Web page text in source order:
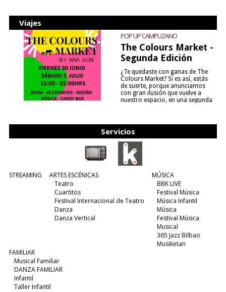
Viajes
POP UP CAMPUZANO
The Colours Market -
Segunda Edición
¿Te quedaste con ganas de The
Colours Market? Si es así, estás
de suerte, porque anunciamos
con gran ilusión que vuelve a
nuestro espacio, en una segunda
Servicios
STREAMING
ARTES ESCÉNICAS
Teatro
Cuartitos
Festival Internacional de Teatro
Danza
Danza Vertical
MÚSICA
BBK LIVE
Festival Música
Música Infantil
Música
Festival Música
Musical
365 Jazz Bilbao
Musiketan
FAMILIAR
Musical Familiar
DANZA FAMILIAR
Infantil
Taller Infantil